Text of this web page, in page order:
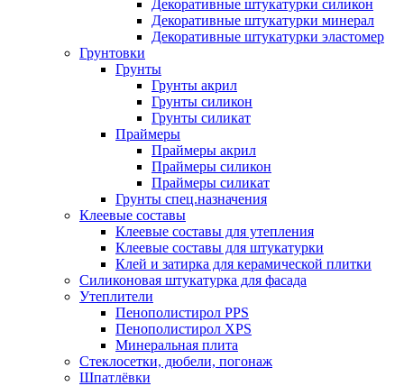
Декоративные штукатурки силикон
Декоративные штукатурки минерал
Декоративные штукатурки эластомер
Грунтовки
Грунты
Грунты акрил
Грунты силикон
Грунты силикат
Праймеры
Праймеры акрил
Праймеры силикон
Праймеры силикат
Грунты спец.назначения
Клеевые составы
Клеевые составы для утепления
Клеевые составы для штукатурки
Клей и затирка для керамической плитки
Силиконовая штукатурка для фасада
Утеплители
Пенополистирол PPS
Пенополистирол XPS
Минеральная плита
Стеклосетки, дюбели, погонаж
Шпатлёвки